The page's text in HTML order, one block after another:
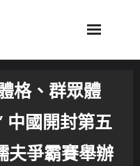
格、群眾體
中國開封第五
夫爭霸賽舉辦